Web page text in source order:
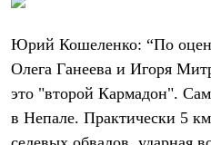
Флисовая одежда
Брюки
Жилеты
Термобелье
Теплое термобелье
Среднее термобелье
Легкое термобелье
Юрий Кошеленко: “По
Олега Ганеева и Игоря
это "второй Кармадон".
в Непале. Практически 5